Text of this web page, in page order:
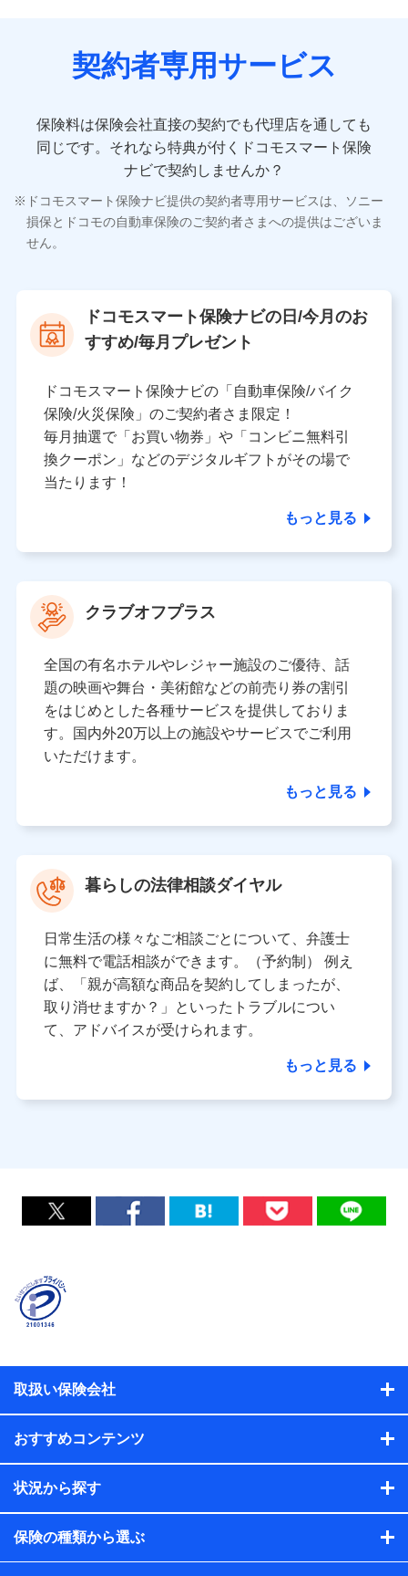
契約者専用サービス
保険料は保険会社直接の契約でも代理店を通しても
同じです。 それなら特典が付くドコモスマート保険
ナビで契約しませんか？
ドコモスマート保険ナビ提供の契約者専用サービスは、ソニー
損保とドコモの自動車保険のご契約者さまへの提供はございま
せん。
ドコモスマート保険ナビの日/今月のお
すすめ/毎月プレゼント
ドコモスマート保険ナビの「自動車保険/バイク
保険/火災保険」のご契約者さま限定！
毎月抽選で「お買い物券」や「コンビニ無料引
換クーポン」などのデジタルギフトがその場で
当たります！
もっと見る
クラブオフプラス
全国の有名ホテルやレジャー施設のご優待、話
題の映画や舞台・美術館などの前売り券の割引
をはじめとした各種サービスを提供しておりま
す。国内外20万以上の施設やサービスでご利用
いただけます。
もっと見る
暮らしの法律相談ダイヤル
日常生活の様々なご相談ごとについて、弁護士
に無料で電話相談ができます。（予約制） 例え
ば、「親が高額な商品を契約してしまったが、
取り消せますか？」といったトラブルについ
て、アドバイスが受けられます。
もっと見る
取扱い保険会社
おすすめコンテンツ
状況から探す
保険の種類から選ぶ